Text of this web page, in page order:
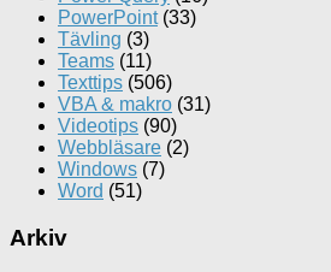
PowerPoint(33)
Tävling (3)
Teams (11)
Texttips (506)
VBA & makro (31)
Videotips (90)
Webbläsare (2)
Windows (7)
Word (51)
Arkiv